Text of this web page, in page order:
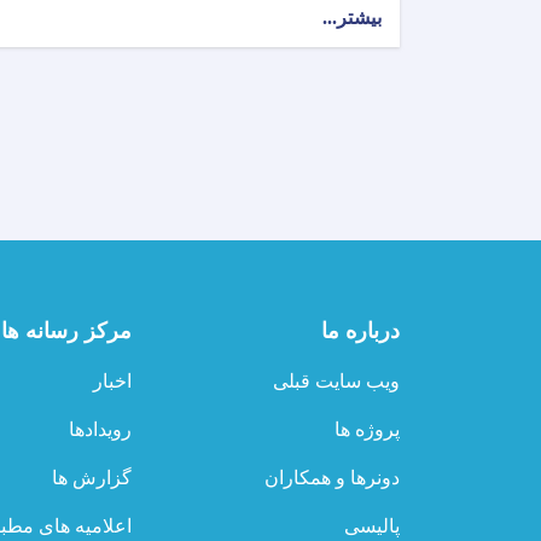
بیشتر...
درباره ما
ویب سایت قبلی
پروژه ها
دونرها و همکاران
پالیسی
مرکز رسانه ها
اخبار
رویدادها
گزارش ها
اعلامیه های